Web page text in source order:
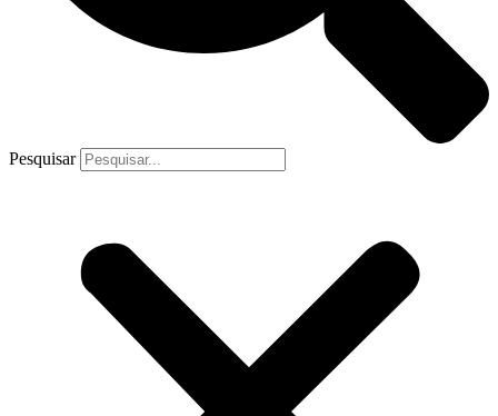
Pesquisar